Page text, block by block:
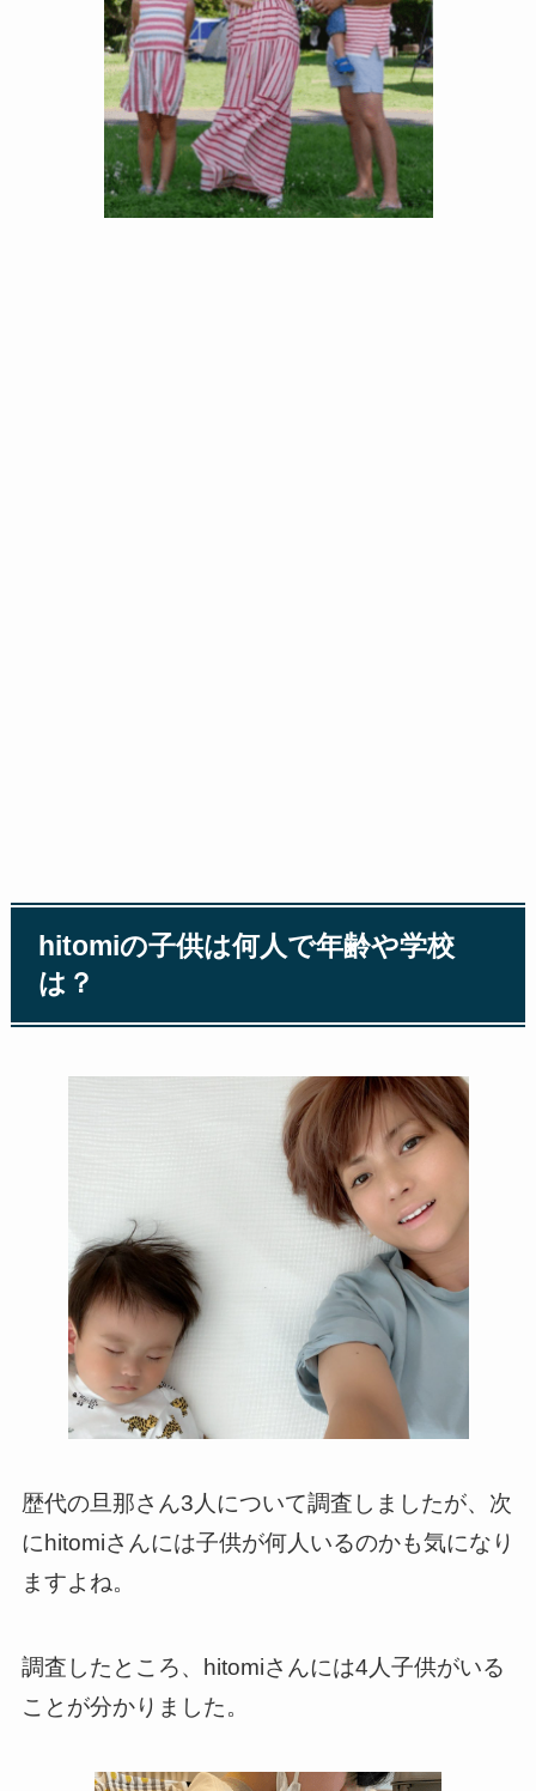
hitomiの子供は何人で年齢や学校
は？
歴代の旦那さん3人について調査しましたが、次
にhitomiさんには子供が何人いるのかも気になり
ますよね。
調査したところ、hitomiさんには4人子供がいる
ことが分かりました。